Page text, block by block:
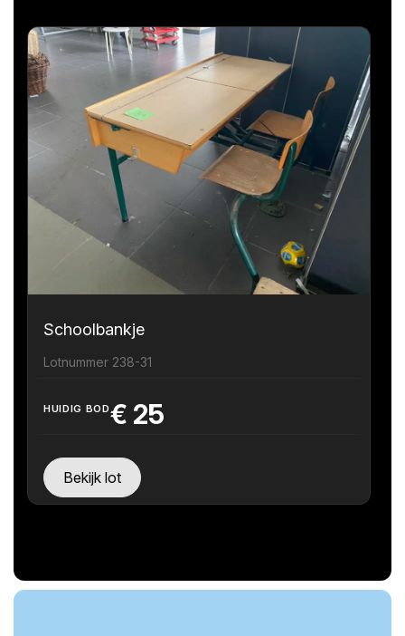
Schoolbankje
Lotnummer 238-31
HUIDIG BOD€ 25
Bekijk lot